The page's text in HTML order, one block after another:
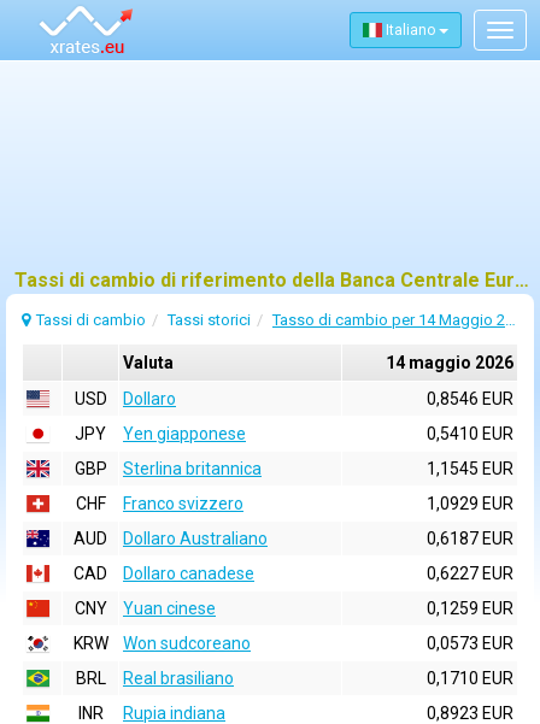
Italiano
Tassi di cambio di riferimento della Banca Centrale Europea (BCE) per 14 maggio 2026
Tassi di cambio Tassi storici Tasso di cambio per 14 Maggio 2026
Valuta
14 maggio 2026
USD
Dollaro
0,8546 EUR
JPY
Yen giapponese
0,5410 EUR
GBP
Sterlina britannica
1,1545 EUR
CHF
Franco svizzero
1,0929 EUR
AUD
Dollaro Australiano
0,6187 EUR
CAD
Dollaro canadese
0,6227 EUR
CNY
Yuan cinese
0,1259 EUR
KRW
Won sudcoreano
0,0573 EUR
BRL
Real brasiliano
0,1710 EUR
INR
Rupia indiana
0,8923 EUR